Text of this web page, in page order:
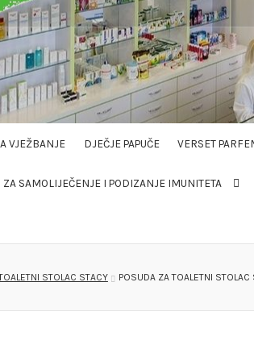
VJEŽBANJE DJEČJE PAPUČE VERSET
ZA SAMOLIJEČENJE I PODIZANJE IMUNITETA
STOLAC STACY POSUDA ZA TOALETNI STOLAC